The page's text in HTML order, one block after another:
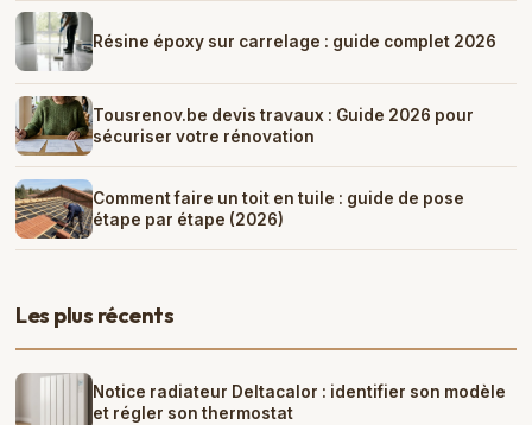
Résine époxy sur carrelage : guide complet 2026
Tousrenov.be devis travaux : Guide 2026 pour
sécuriser votre rénovation
Comment faire un toit en tuile : guide de pose
étape par étape (2026)
Les plus récents
Notice radiateur Deltacalor : identifier son modèle
et régler son thermostat